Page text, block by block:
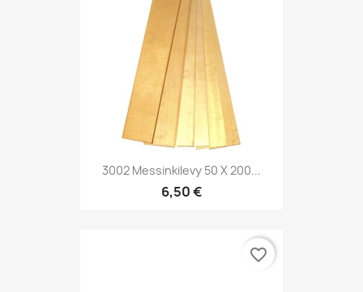
3002 Messinkilevy 50 X 200...
6,50 €
favorite_border